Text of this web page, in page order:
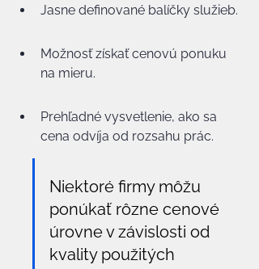
Jasne definované balíčky služieb.
Možnosť získať cenovú ponuku
na mieru.
Prehľadné vysvetlenie, ako sa
cena odvíja od rozsahu prác.
Niektoré firmy môžu
ponúkať rôzne cenové
úrovne v závislosti od
kvality použitých